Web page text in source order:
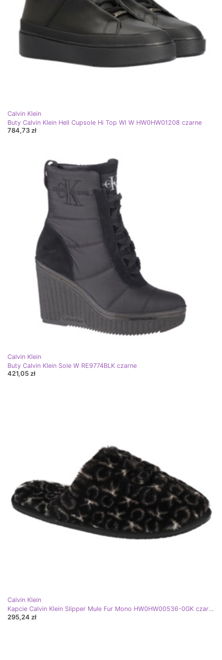
Calvin Klein
Buty Calvin Klein Hell Cupsole Hi Top Wl W HW0HW01208 czarne
784,73 zł
Calvin Klein
Buty Calvin Klein Sole W RE9774BLK czarne
421,05 zł
Calvin Klein
Kapcie Calvin Klein Slipper Mule Fur Mono HW0HW00536-0GK czarne
295,24 zł